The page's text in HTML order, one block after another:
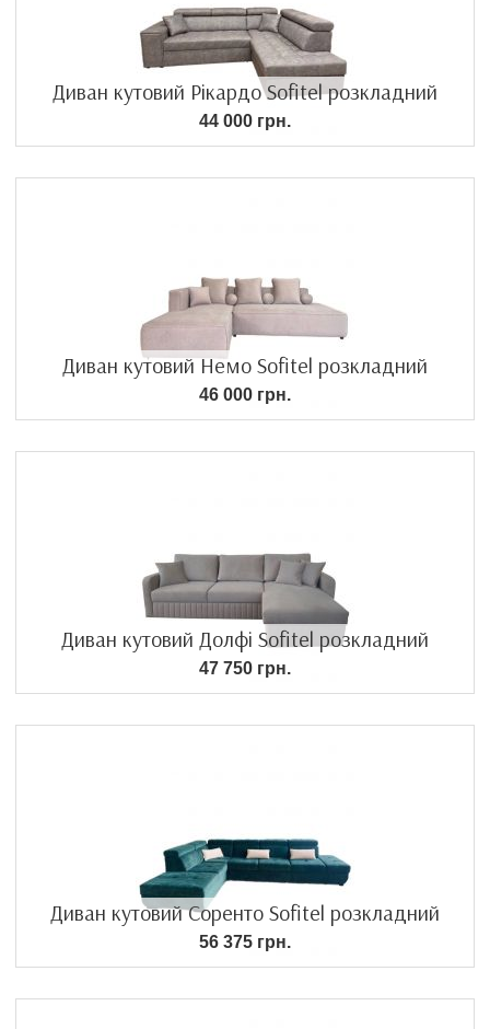
Диван кутовий Рікардо Sofitel розкладний
44 000 грн.
Диван кутовий Немо Sofitel розкладний
46 000 грн.
Диван кутовий Долфі Sofitel розкладний
47 750 грн.
Диван кутовий Соренто Sofitel розкладний
56 375 грн.